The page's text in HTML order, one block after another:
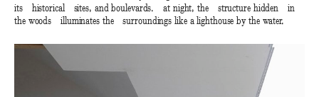
its historical sites, and boulevards. at night, the structure hidden in
the woods illuminates the surroundings like a lighthouse by the water.